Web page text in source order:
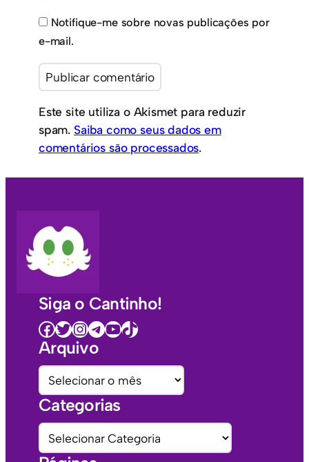
Notifique-me sobre novas publicações por
e-mail.
Este site utiliza o Akismet para reduzir
spam. Saiba como seus dados em
comentários são processados.
Siga o Cantinho!
Facebook Twitter InstagramTelegramYoutube TikTok
Arquivo
A
r
q
u
Categorias
C
a